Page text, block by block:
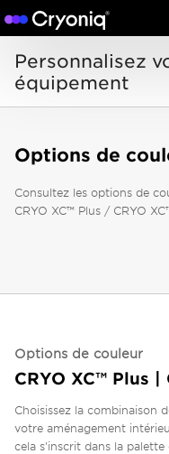
Personnalisez
équipement
Options de
Consultez les options de
CRYO XC™ Plus / CRYO
Options de couleur
CRYO XC™ Plus |
Choisissez la combinaison
votre aménagement
cela s'inscrit dans la